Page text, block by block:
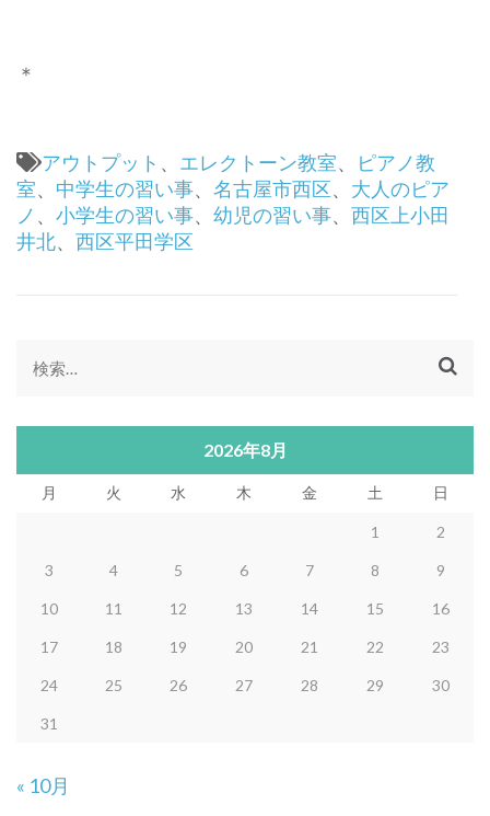
＊
アウトプット 、 エレクトーン教室、
ピアノ教
室、 中学生の習い事、 名古屋市西区、 大人のピア
ノ 、 小学生の習い事、 幼児の習い事、 西区上小田
井北、 西区平田学区
検
2026年8月
月 火 水 木 金 土 日
1 2
3 4 5 6 7 8 9
10 11 12 13 14 15 16
17 18 19 20 21 22 23
24 25 26 27 28 29 30
31
« 10月